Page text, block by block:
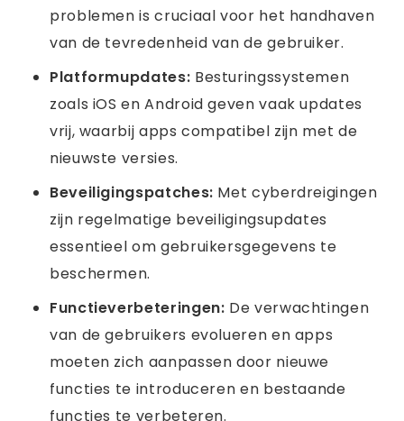
problemen is cruciaal voor het handhaven
van de tevredenheid van de gebruiker.
Platformupdates: Besturingssystemen
zoals iOS en Android geven vaak updates
vrij, waarbij apps compatibel zijn met de
nieuwste versies.
Beveiligingspatches: Met cyberdreigingen
zijn regelmatige beveiligingsupdates
essentieel om gebruikersgegevens te
beschermen.
Functieverbeteringen: De verwachtingen
van de gebruikers evolueren en apps
moeten zich aanpassen door nieuwe
functies te introduceren en bestaande
functies te verbeteren.